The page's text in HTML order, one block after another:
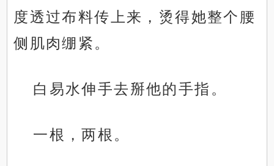
度透过布料传上来，烫得她整个腰
侧肌肉绷紧。
白易水伸手去掰他的手指。
一根，两根。